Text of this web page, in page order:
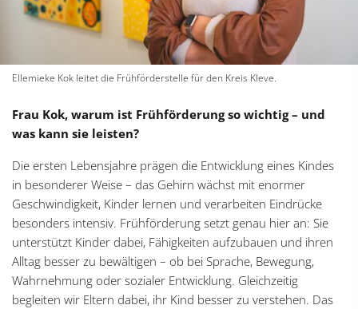
Ellemieke Kok leitet die Frühförderstelle für den Kreis Kleve.
Frau Kok, warum ist Frühförderung so wichtig – und
was kann sie leisten?
Die ersten Lebensjahre prägen die Entwicklung eines Kindes
in besonderer Weise – das Gehirn wächst mit enormer
Geschwindigkeit, Kinder lernen und verarbeiten Eindrücke
besonders intensiv. Frühförderung setzt genau hier an: Sie
unterstützt Kinder dabei, Fähigkeiten aufzubauen und ihren
Alltag besser zu bewältigen – ob bei Sprache, Bewegung,
Wahrnehmung oder sozialer Entwicklung. Gleichzeitig
begleiten wir Eltern dabei, ihr Kind besser zu verstehen. Das